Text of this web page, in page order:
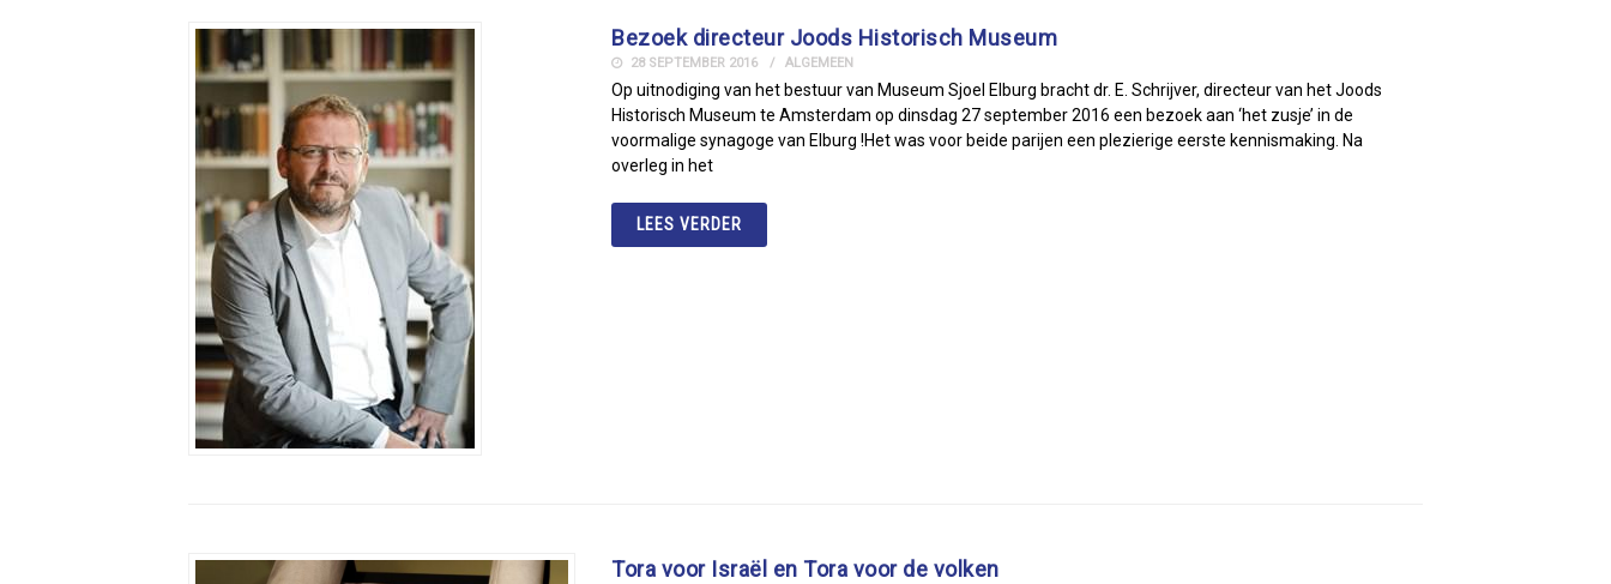
Bezoek directeur Joods Historisch Museum
28 SEPTEMBER 2016 ALGEMEEN
Op uitnodiging van het bestuur van Museum Sjoel Elburg bracht dr. E. Schrijver, directeur van het Joods
Historisch Museum te Amsterdam op dinsdag 27 september 2016 een bezoek aan ‘het zusje’ in de
voormalige synagoge van Elburg !Het was voor beide parijen een plezierige eerste kennismaking. Na
overleg in het
LEES VERDER
Tora voor Israël en Tora voor de volken